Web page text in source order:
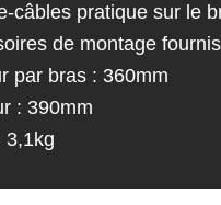
câbles pratique sur le
de montage fournis
par bras : 360mm
: 390mm
3,1kg